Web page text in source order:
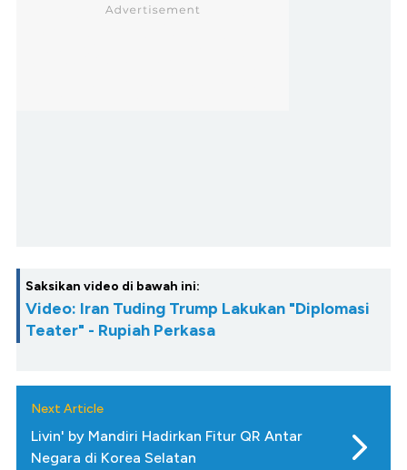
Saksikan video di bawah ini:
Video: Iran Tuding Trump Lakukan "Diplomasi
Teater" - Rupiah Perkasa
Next Article
Livin' by Mandiri Hadirkan Fitur QR Antar
Negara di Korea Selatan